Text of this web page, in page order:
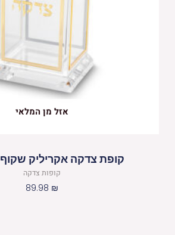
אזל מן המלאי
קופת צדקה אקריליק שקוף 11.5 ס"מ
קופות צדקה
89.98 ₪